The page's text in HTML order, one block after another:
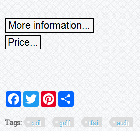
FacebookTwitterPinterest
Tags: coil golf tfsi audi